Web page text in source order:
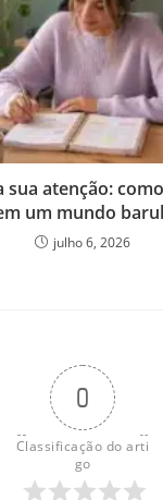
sua atenção:
um mundo
julho 6, 2026
0
Classificação do arti
go